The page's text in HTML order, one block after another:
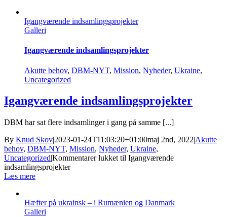
Igangværende indsamlingsprojekter
Galleri
Igangværende indsamlingsprojekter
Akutte behov, DBM-NYT, Mission, Nyheder, Ukraine,
Uncategorized
Igangværende indsamlingsprojekter
DBM har sat flere indsamlinger i gang på samme [...]
By Knud Skov|2023-01-24T11:03:20+01:00maj 2nd, 2022|Akutte
behov, DBM-NYT, Mission, Nyheder, Ukraine,
Uncategorized|Kommentarer lukket til Igangværende
indsamlingsprojekter
Læs mere
Hæfter på ukrainsk – i Rumænien og Danmark
Galleri